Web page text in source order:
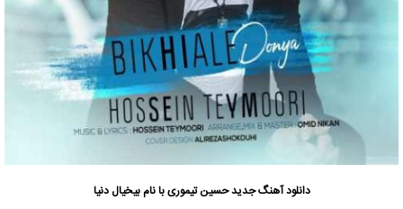
دانلود آهنگ جدیدحسین تیموریبا نام بیخیال دنیا